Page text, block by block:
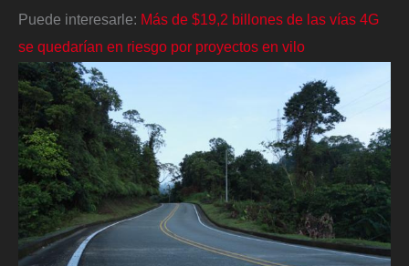
Puede interesarle: Más de $19,2 billones de las vías 4G
se quedarían en riesgo por proyectos en vilo